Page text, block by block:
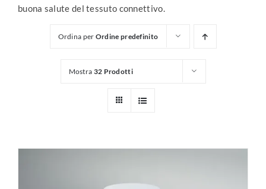
buona salute del tessuto connettivo.
Ordina per Ordine predefinito
Mostra 32 Prodotti